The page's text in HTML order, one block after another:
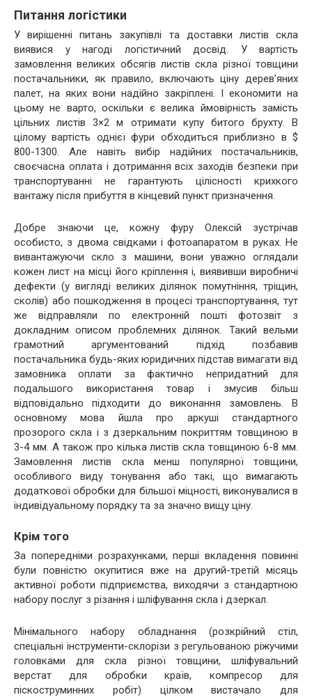
Питання логістики
У вирішенні питань закупівлі та доставки листів скла
виявися у нагоді логістичний досвід. У вартість
замовлення великих обсягів листів скла різної товщини
постачальники, як правило, включають ціну дерев’яних
палет, на яких вони надійно закріплені. І економити на
цьому не варто, оскільки є велика ймовірність замість
цільних листів 3×2 м отримати купу битого брухту. В
цілому вартість однієї фури обходиться приблизно в $
800-1300. Але навіть вибір надійних постачальників,
своєчасна оплата і дотримання всіх заходів безпеки при
транспортуванні не гарантують цілісності крихкого
вантажу після прибуття в кінцевий пункт призначення.
Добре знаючи це, кожну фуру Олексій зустрічав
особисто, з двома свідками і фотоапаратом в руках. Не
вивантажуючи скло з машини, вони уважно оглядали
кожен лист на місці його кріплення і, виявивши виробничі
дефекти (у вигляді великих ділянок помутніння, тріщин,
сколів) або пошкодження в процесі транспортування, тут
же відправляли по електронній пошті фотозвіт з
докладним описом проблемних ділянок. Такий вельми
грамотний аргументований підхід позбавив
постачальника будь-яких юридичних підстав вимагати від
замовника оплати за фактично непридатний для
подальшого використання товар і змусив більш
відповідально підходити до виконання замовлень. В
основному мова йшла про аркуші стандартного
прозорого скла і з дзеркальним покриттям товщиною в
3-4 мм. А також про кілька листів скла товщиною 6-8 мм.
Замовлення листів скла менш популярної товщини,
особливого виду тонування або такі, що вимагають
додаткової обробки для більшої міцності, виконувалися в
індивідуальному порядку та за значно вищу ціну.
Крім того
За попередніми розрахунками, перші вкладення повинні
були повністю окупитися вже на другий-третій місяць
активної роботи підприємства, виходячи з стандартною
набору послуг з різання і шліфування скла і дзеркал.
Мінімального набору обладнання (розкрійний стіл,
спеціальні інструменти-склорізи з регульованою ріжучими
головками для скла різної товщини, шліфувальний
верстат для обробки країв, компресор для
піскоструминних робіт) цілком вистачало для